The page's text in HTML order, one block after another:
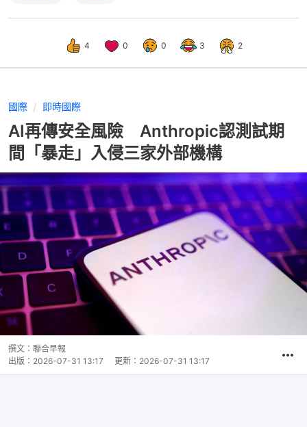
4 0 0 3 2
國際 即時國際
AI再傳安全風險 Anthropic認測試期
間「暴走」入侵三家外部機構
撰文： 聯合早報
出版： 2026-07-31 13:17 更新： 2026-07-31 13:17